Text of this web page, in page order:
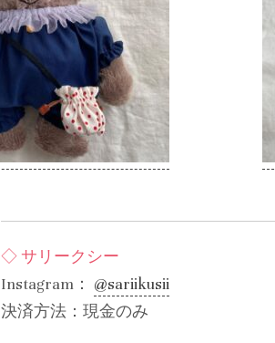
◇ サリークシー
Instagram： @sariikusii
決済方法：現金のみ